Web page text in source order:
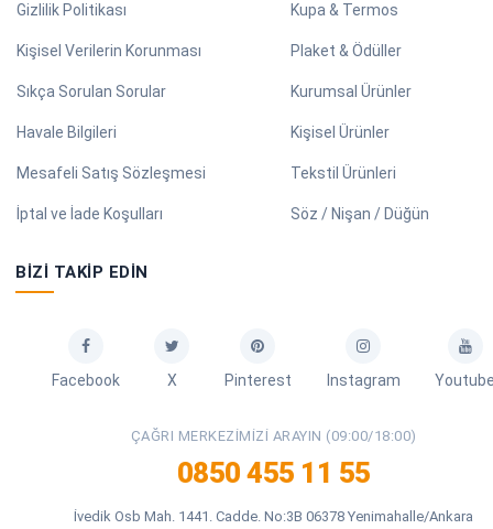
Gizlilik Politikası
Kişisel Verilerin Korunması
Sıkça Sorulan Sorular
Havale Bilgileri
Mesafeli Satış Sözleşmesi
İptal ve İade Koşulları
Kupa & Termos
Plaket & Ödüller
Kurumsal Ürünler
Kişisel Ürünler
Tekstil Ürünleri
Söz / Nişan / Düğün
BIZI TAKIP EDIN
Facebook X Pinterest Instagram
ÇAĞRI MERKEZIMIZI ARAYIN (09:00/18:00)
0850 455 11 55
İvedik Osb Mah. 1441. Cadde. No:3B 06378 Yenimahalle/Ankara